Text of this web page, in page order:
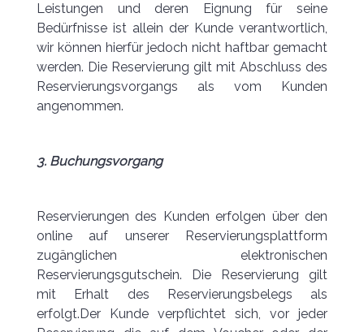
Leistungen und deren Eignung für seine
Bedürfnisse ist allein der Kunde verantwortlich,
wir können hierfür jedoch nicht haftbar gemacht
werden. Die Reservierung gilt mit Abschluss des
Reservierungsvorgangs als vom Kunden
angenommen.
3. Buchungsvorgang
Reservierungen des Kunden erfolgen über den
online auf unserer Reservierungsplattform
zugänglichen elektronischen
Reservierungsgutschein. Die Reservierung gilt
mit Erhalt des Reservierungsbelegs als
erfolgt.Der Kunde verpflichtet sich, vor jeder